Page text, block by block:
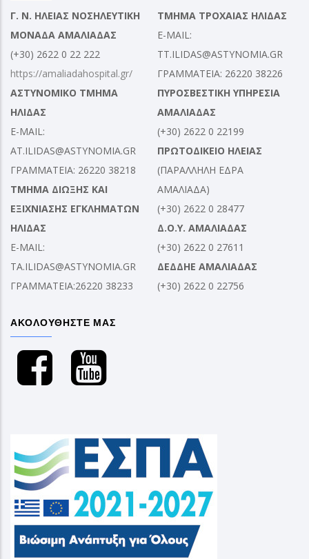
Γ. Ν. ΗΛΕΙΑΣ ΝΟΣΗΛΕΥΤΙΚΗ
ΜΟΝΑΔΑ ΑΜΑΛΙΑΔΑΣ
(+30) 2622 0 22 222
https://amaliadahospital.gr/
ΑΣΤΥΝΟΜΙΚΟ ΤΜΗΜΑ
ΗΛΙΔΑΣ
E-MAIL:
AT.ILIDAS@ASTYNOMIA.GR
ΓΡΑΜΜΑΤΕΙΑ: 26220 38218
ΤΜΗΜΑ ΔΙΩΞΗΣ ΚΑΙ
ΕΞΙΧΝΙΑΣΗΣ ΕΓΚΛΗΜΑΤΩΝ
ΗΛΙΔΑΣ
E-MAIL:
TA.ILIDAS@ASTYNOMIA.GR
ΓΡΑΜΜΑΤΕΙΑ:26220 38233
ΤΜΗΜΑ ΤΡΟΧΑΙΑΣ ΗΛΙΔΑΣ
E-MAIL:
TT.ILIDAS@ASTYNOMIA.GR
ΓΡΑΜΜΑΤΕΙΑ: 26220 38226
ΠΥΡΟΣΒΕΣΤΙΚΗ ΥΠΗΡΕΣΙΑ
ΑΜΑΛΙΑΔΑΣ
(+30) 2622 0 22199
ΠΡΩΤΟΔΙΚΕΙΟ ΗΛΕΙΑΣ
(ΠΑΡΑΛΛΗΛΗ ΕΔΡΑ
ΑΜΑΛΙΑΔΑ)
(+30) 2622 0 28477
Δ.Ο.Υ. ΑΜΑΛΙΑΔΑΣ
(+30) 2622 0 27611
ΔΕΔΔΗΕ ΑΜΑΛΙΑΔΑΣ
(+30) 2622 0 22756
ΑΚΟΛΟΥΘΗΣΤΕ ΜΑΣ